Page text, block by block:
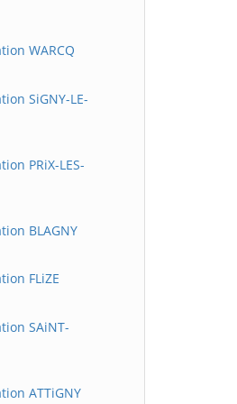
WARCQ
SiGNY-LE-
PRiX-LES-
BLAGNY
FLiZE
SAiNT-
ATTiGNY